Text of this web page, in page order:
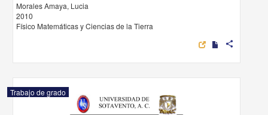
Morales Amaya, Lucia
2010
Físico Matemáticas y Ciencias de la Tierra
share
Trabajo de grado